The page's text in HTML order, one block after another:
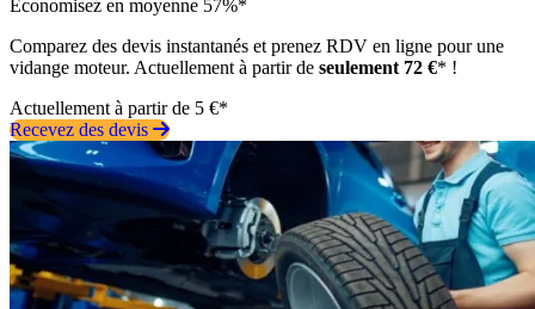
Économisez en moyenne 57%*
Comparez des devis instantanés et prenez RDV en ligne pour une
vidange moteur. Actuellement à partir de seulement 72 €* !
Actuellement à partir de 5 €*
Recevez des devis